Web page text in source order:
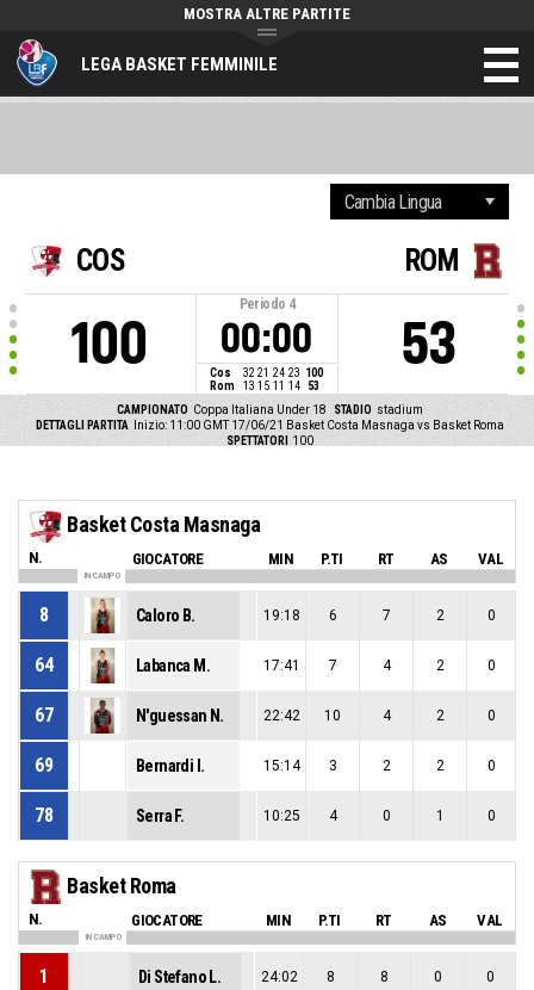
LEGA BASKET FEMMINILE
MOSTRA ALTRE PARTITE
COS
100
Periodo 4
00:00
Cos 32 21 24 23 100
Rom
13 15 11 14 53
ROM
53
CAMPIONATO Coppa Italiana Under 18 STADIO stadium
DETTAGLI PARTITA
Inizio: 11:00 GMT 17/06/21
Basket Costa Masnaga vs Basket Roma
SPETTATORI
100
Basket Costa Masnaga
N. GIOCATORE MIN P.TI RT AS VAL
IN CAMPO
8 Caloro B. 19:18 6 7 2 0
64 Labanca M. 17:41 7 4 2 0
67 N'guessan N. 22:42 10 4 2 0
69 Bernardi I. 15:14 3 2 2 0
78 Serra F. 10:25 4 0 1 0
Basket Roma
N. GIOCATORE MIN P.TI RT AS VAL
IN CAMPO
1 Di Stefano L. 24:02 8 8 0 0